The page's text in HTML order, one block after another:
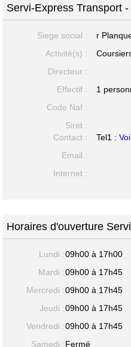
Servi-Express Transport
Siege social : r
Activité(s) :
Directeur :
Effectif :
1
Code Naf :
Siret :
Contact :
Tel1 :
Email :
Internet :
Horaires d'ouverture
Lundi :09h00 à 17h00
Mardi :09h00 à 17h45
Mercredi :09h00 à 17h45
Jeudi :09h00 à 17h45
Vendredi :09h00 à 17h45
Samedi :Fermé